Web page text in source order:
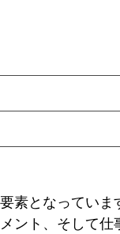
素となっていま
ント、そして